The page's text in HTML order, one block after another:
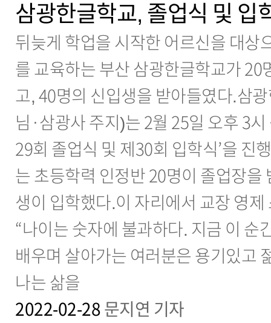
삼광한글학교, 졸업식 및 입
뒤늦게 학업을 시작한 어르신을 대상
를 교육하는 부산 삼광한글학교가 20
고, 40명의 신입생을 받아들였다.삼
님·삼광사 주지)는 2월 25일 오후 3시
29회 졸업식 및 제30회 입학식’을 진
는 초등학력 인정반 20명이 졸업장을
생이 입학했다.이 자리에서 교장 영제
“나이는 숫자에 불과하다. 지금 이 순
배우며 살아가는 여러분은 용기있고
나는 삶을
2022-02-28 문지연 기자